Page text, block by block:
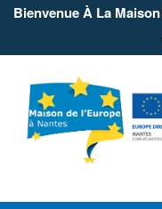
Bienvenue À La